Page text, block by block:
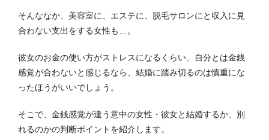
そんななか、美容室に、エステに、脱毛サロンにと収入に見
合わない支出をする女性も…。
彼女のお金の使い方がストレスになるくらい、自分とは金銭
感覚が合わないと感じるなら、結婚に踏み切るのは慎重にな
ったほうがいいでしょう。
そこで、金銭感覚が違う意中の女性・彼女と結婚するか、別
れるのかの判断ポイントを紹介します。